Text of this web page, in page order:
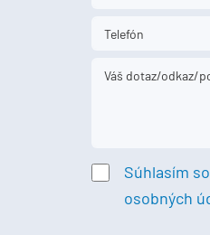
Súhlasím
osobných